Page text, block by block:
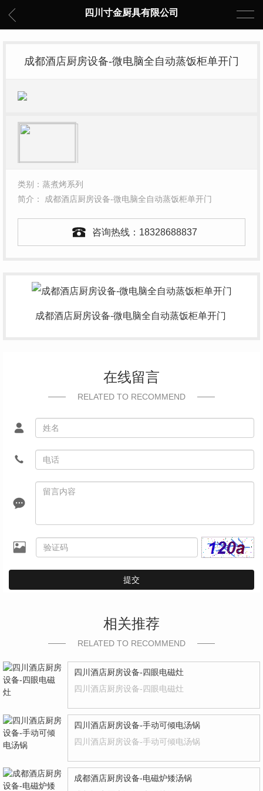
四川寸金厨具有限公司
成都酒店厨房设备-微电脑全自动蒸饭柜单开门
类别：蒸煮烤系列
简介： 成都酒店厨房设备-微电脑全自动蒸饭柜单开门
咨询热线： 18328688837
成都酒店厨房设备-微电脑全自动蒸饭柜单开门
在线留言
RELATED TO RECOMMEND
提交
相关推荐
RELATED TO RECOMMEND
四川酒店厨房设备-四眼电磁灶
四川酒店厨房设备-四眼电磁灶
四川酒店厨房设备-手动可倾电汤锅
四川酒店厨房设备-手动可倾电汤锅
成都酒店厨房设备-电磁炉矮汤锅